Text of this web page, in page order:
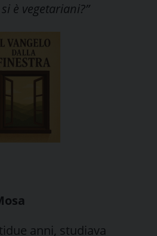
è vegetariani?”
anni, studiava